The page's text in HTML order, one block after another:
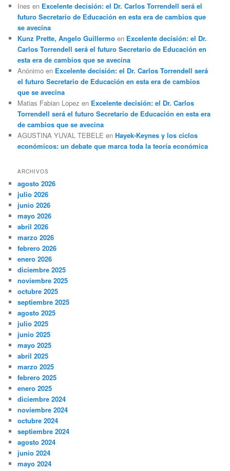
Ines en Excelente decisión: el Dr. Carlos Torrendell será el
futuro Secretario de Educación en esta era de cambios que
se avecina
Kunz Prette, Angelo Guillermo en Excelente decisión: el Dr.
Carlos Torrendell será el futuro Secretario de Educación en
esta era de cambios que se avecina
Anónimo en Excelente decisión: el Dr. Carlos Torrendell será
el futuro Secretario de Educación en esta era de cambios
que se avecina
Matias Fabian Lopez en Excelente decisión: el Dr. Carlos
Torrendell será el futuro Secretario de Educación en esta era
de cambios que se avecina
AGUSTINA YUVAL TEBELE enHayek-Keynes y los ciclos
económicos: un debate que marca toda la teoría económica
ARCHIVOS
agosto 2026
julio 2026
junio 2026
mayo 2026
abril 2026
marzo 2026
febrero 2026
enero 2026
diciembre 2025
noviembre 2025
octubre 2025
septiembre 2025
agosto 2025
julio 2025
junio 2025
mayo 2025
abril 2025
marzo 2025
febrero 2025
enero 2025
diciembre 2024
noviembre 2024
octubre 2024
septiembre 2024
agosto 2024
junio 2024
mayo 2024